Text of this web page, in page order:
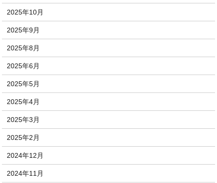
2025年10月
2025年9月
2025年8月
2025年6月
2025年5月
2025年4月
2025年3月
2025年2月
2024年12月
2024年11月